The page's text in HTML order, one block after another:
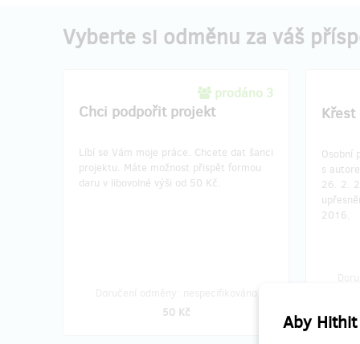
Aby
Vyberte si odměnu za váš
prodáno 3
Chci podpořit projekt
Líbí se Vám moje práce. Chcete dat šanci
projektu. Máte možnost přispět formou
daru v libovolné výši od 50 Kč.
Doručení odměny: nespecifikováno
50 Kč
Osobní
s
26. 2.
2016.